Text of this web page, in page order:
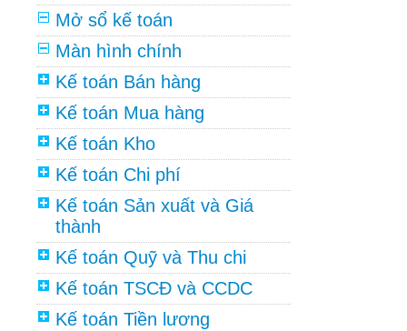
Mở sổ kế toán
Màn hình chính
Kế toán Bán hàng
Kế toán Mua hàng
Kế toán Kho
Kế toán Chi phí
Kế toán Sản xuất và Giá
thành
Kế toán Quỹ và Thu chi
Kế toán TSCĐ và CCDC
Kế toán Tiền lương